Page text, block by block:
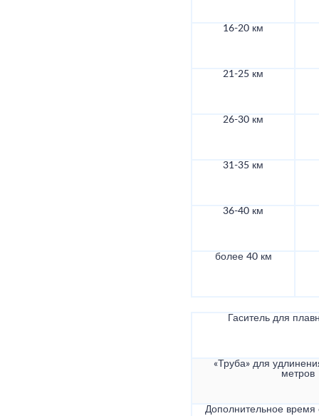
16-20 км
21-25 км
26-30 км
31-35 км
36-40 км
более 40 км
Гаситель для
«Труба» для
метров
Дополнительное